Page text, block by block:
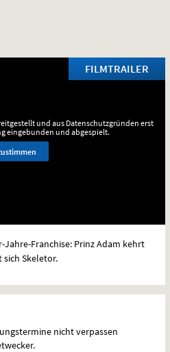
FILMTRAILER
und aus Datenschutzgründen erst
eingebunden und abgespielt.
Jahre-Franchise: Prinz Adam kehrt
Skeletor.
nicht verpassen